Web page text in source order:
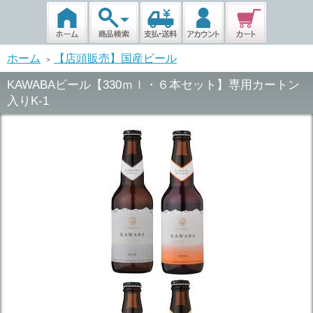
ホーム > 【店頭販売】国産ビール
KAWABAビール【330ｍｌ・６本セット】専用カートン
入りK-1